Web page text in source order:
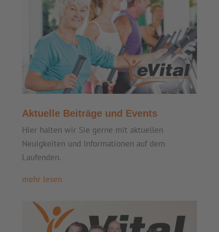
Aktuelle Beiträge und Events
Hier halten wir Sie gerne mit aktuellen
Neuigkeiten und Informationen auf dem
Laufenden.
mehr lesen